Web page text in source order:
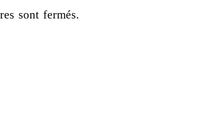
sont fermés.